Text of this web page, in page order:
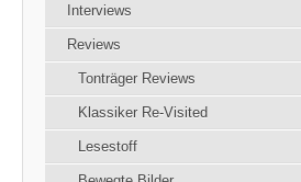
Interviews
Reviews
Tonträger Reviews
Klassiker Re-Visited
Lesestoff